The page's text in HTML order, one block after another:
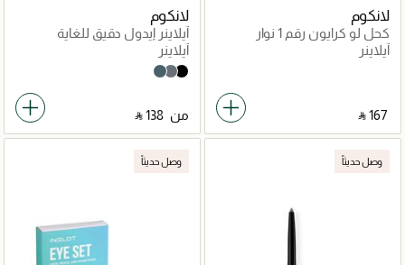
لانكوم
كحل لو كرايون رقم 1 نوار
آيلاينر
‎ ⃁ ⁦167⁩ ‎
لانكوم
آيلاينر إيدول دقيق للغاية
ومقاوم للماء
آيلاينر
Black
Grey
Green
من ‎ ⃁ ⁦138⁩ ‎
وصل حديثاً وصل حديثاً